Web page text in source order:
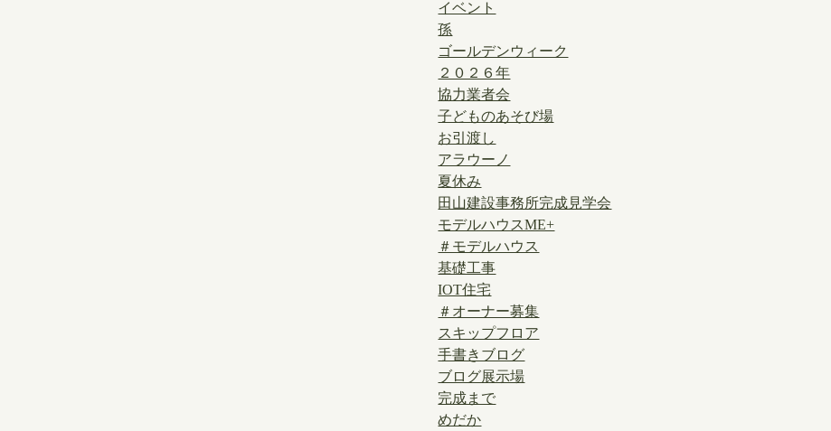
イベント
孫
ゴールデンウィーク
２０２６年
協力業者会
子どものあそび場
お引渡し
アラウーノ
夏休み
田山建設事務所完成見学会
モデルハウスME+
＃モデルハウス
基礎工事
IOT住宅
＃オーナー募集
スキップフロア
手書きブログ
ブログ展示場
完成まで
めだか